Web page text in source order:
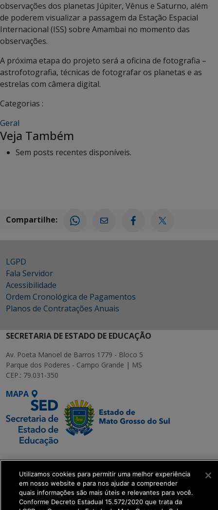
observações dos planetas Júpiter, Vênus e Saturno, além
de poderem visualizar a passagem da Estação Espacial
Internacional (ISS) sobre Amambai no momento das
observações.
A próxima etapa do projeto será a oficina de fotografia –
astrofotografia, técnicas de fotografar os planetas e as
estrelas com câmera digital.
Categorias :
Geral
Veja Também
Sem posts recentes disponíveis.
Compartilhe:
LGPD
Fala Servidor
Acessibilidade
Ordem Cronológica de Pagamentos
Planos de Contratações Anuais
SECRETARIA DE ESTADO DE EDUCAÇÃO
Av. Poeta Manoel de Barros 1779 - Bloco 5
Parque dos Poderes - Campo Grande | MS
CEP.: 79.031-350
MAPA
SETDIG | Secretaria-
Executiva de
Transformação Digital
get_footer();
Utilizamos cookies para permitir uma melhor experiência
em nosso website e para nos ajudar a compreender
quais informações são mais úteis e relevantes para você.
Conforme Decreto Estadual 15.572/2020 que trata da